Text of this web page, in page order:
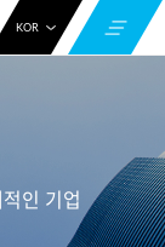
KOR
인 기업